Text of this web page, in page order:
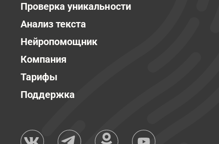
Проверка уникальности
Анализ текста
Нейропомощник
Компания
Тарифы
Поддержка